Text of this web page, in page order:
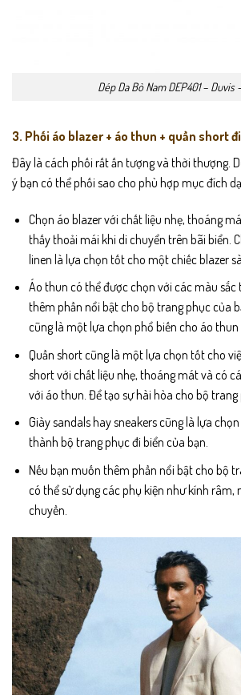
Dép Da Bò Nam DEP401 – Duvis
3. Phối áo blazer + áo thun + quần short
Đây là cách phối rất ấn tượng và thời thượng.
ý bạn có thể phối sao cho phù hợp mục đích
Chọn áo blazer với chất liệu nhẹ, thoáng
thấy thoải mái khi di chuyển trên bãi biển.
linen là lựa chọn tốt cho một chiếc blazer
Áo thun có thể được chọn với các màu sắc
thêm phần nổi bật cho bộ trang phục của
cũng là một lựa chọn phổ biến cho áo thun
Quần short cũng là một lựa chọn tốt cho
short với chất liệu nhẹ, thoáng mát và có
với áo thun. Để tạo sự hài hòa cho bộ trang
Giày sandals hay sneakers cũng là lựa
thành bộ trang phục đi biển của bạn.
Nếu bạn muốn thêm phần nổi bật cho bộ
có thể sử dụng các phụ kiện như kính râm,
chuyền.